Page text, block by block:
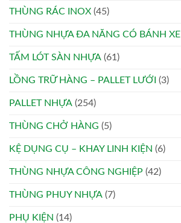
THÙNG RÁC INOX (45)
THÙNG NHỰA ĐA NĂNG CÓ BÁNH XE
TẤM LÓT SÀN NHỰA (61)
LỒNG TRỮ HÀNG – PALLET LƯỚI (3)
PALLET NHỰA (254)
THÙNG CHỞ HÀNG (5)
KỆ DỤNG CỤ – KHAY LINH KIỆN (6)
THÙNG NHỰA CÔNG NGHIỆP (42)
THÙNG PHUY NHỰA (7)
PHỤ KIỆN (14)